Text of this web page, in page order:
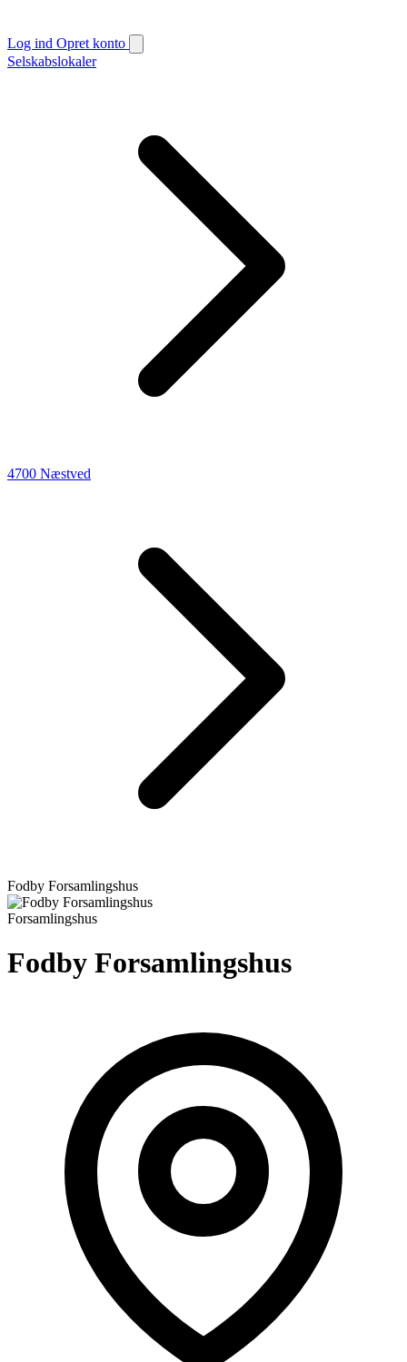
Log ind Opret konto
Selskabslokaler
4700 Næstved
Fodby Forsamlingshus
Forsamlingshus
Fodby Forsamlingshus